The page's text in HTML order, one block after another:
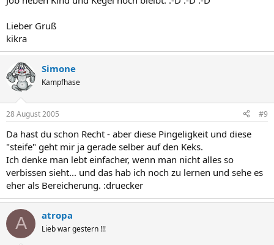
Lieber Gruß
kikra
Simone
Kampfhase
28 August 2005 #9
Da hast du schon Recht - aber diese Pingeligkeit und diese
"steife" geht mir ja gerade selber auf den Keks.
Ich denke man lebt einfacher, wenn man nicht alles so
verbissen sieht... und das hab ich noch zu lernen und sehe es
eher als Bereicherung. :druecker
A atropa
Lieb war gestern !!!